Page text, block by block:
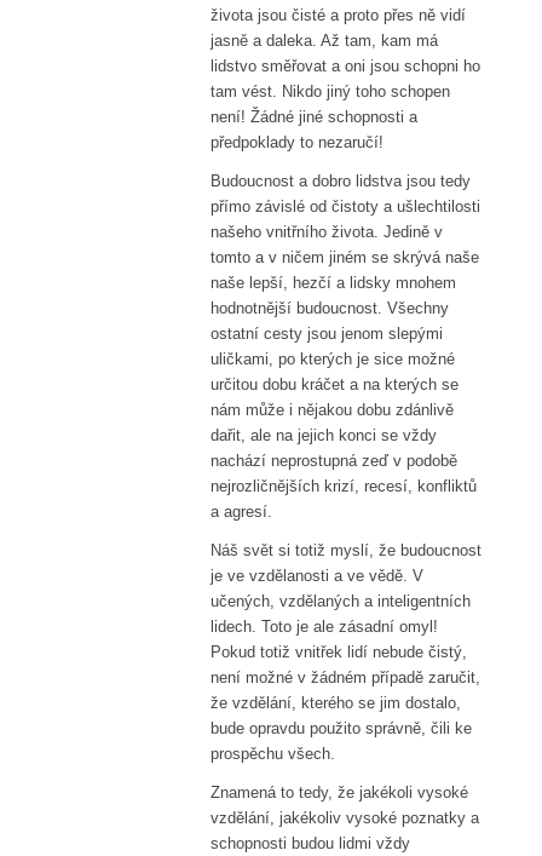
života jsou čisté a proto přes ně vidí
jasně a daleka. Až tam, kam má
lidstvo směřovat a oni jsou schopni ho
tam vést. Nikdo jiný toho schopen
není! Žádné jiné schopnosti a
předpoklady to nezaručí!
Budoucnost a dobro lidstva jsou tedy
přímo závislé od čistoty a ušlechtilosti
našeho vnitřního života. Jedině v
tomto a v ničem jiném se skrývá naše
naše lepší, hezčí a lidsky mnohem
hodnotnější budoucnost. Všechny
ostatní cesty jsou jenom slepými
uličkami, po kterých je sice možné
určitou dobu kráčet a na kterých se
nám může i nějakou dobu zdánlivě
dařit, ale na jejich konci se vždy
nachází neprostupná zeď v podobě
nejrozličnějších krizí, recesí, konfliktů
a agresí.
Náš svět si totiž myslí, že budoucnost
je ve vzdělanosti a ve vědě. V
učených, vzdělaných a inteligentních
lidech. Toto je ale zásadní omyl!
Pokud totiž vnitřek lidí nebude čistý,
není možné v žádném případě zaručit,
že vzdělání, kterého se jim dostalo,
bude opravdu použito správně, čili ke
prospěchu všech.
Znamená to tedy, že jakékoli vysoké
vzdělání, jakékoliv vysoké poznatky a
schopnosti budou lidmi vždy